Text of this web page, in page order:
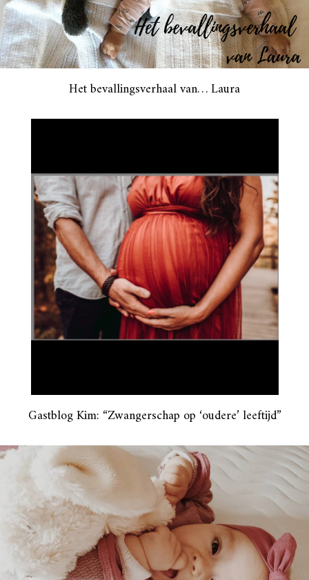
Het bevallingsverhaal van… Laura
Gastblog Kim: “Zwangerschap op ‘oudere’ leeftijd”